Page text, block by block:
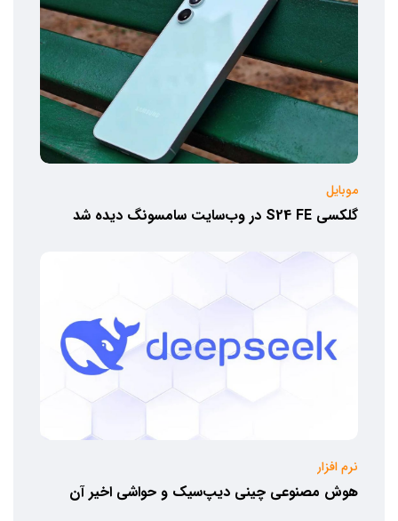
موبایل
گلکسی S24 FE در وب‌سایت سامسونگ دیده شد
نرم افزار
هوش مصنوعی چینی دیپ‌سیک و حواشی اخیر آن